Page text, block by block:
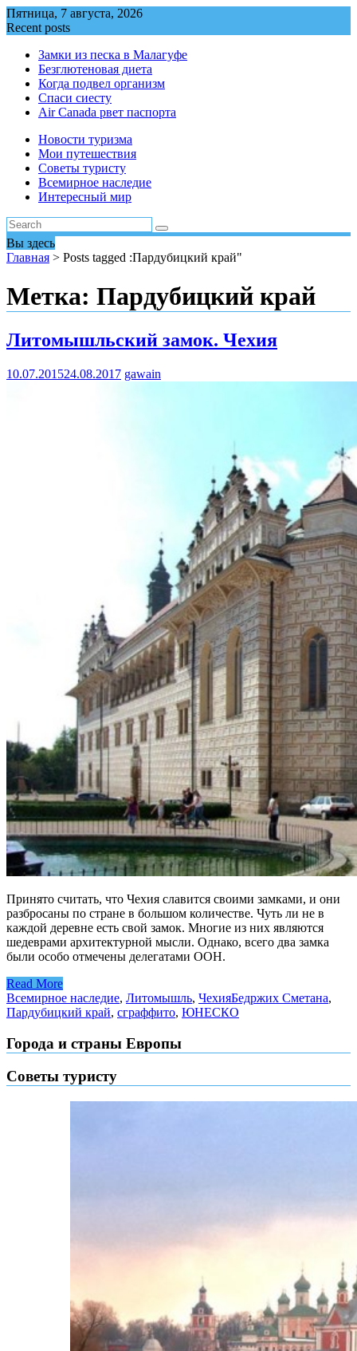
Перейти
к
Пятница, 7 августа, 2026
Recent posts
Замки из песка в Малагуфе
Безглютеновая диета
Когда подвел организм
Спаси сиесту
Air Canada рвет паспорта
Новости туризма
Мои путешествия
Советы туристу
Всемирное наследие
Интересный мир
Вы здесь
Главная > Posts tagged :Пардубицкий край"
Метка: Пардубицкий край
Литомышльский замок. Чехия
10.07.201524.08.2017 gawain
Принято считать, что Чехия славится своими замками, и они
разбросаны по стране в большом количестве. Чуть ли не в
каждой деревне есть свой замок. Многие из них являются
шедеврами архитектурной мысли. Однако, всего два замка
были особо отмечены делегатами ООН.
Read More
Всемирное наследие, Литомышль, ЧехияБедржих Сметана,
Пардубицкий край, сграффито, ЮНЕСКО
Города и страны Европы
Советы туристу